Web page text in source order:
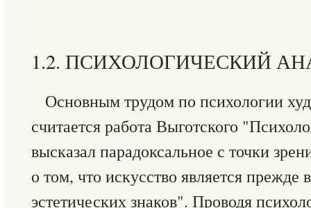
1.2. ПСИХОЛОГИЧЕСКИЙ
Основным трудом по психологии
считается работа Выготского
высказал парадоксальное с точки
о том, что искусство является прежде
эстетических знаков". Проводя